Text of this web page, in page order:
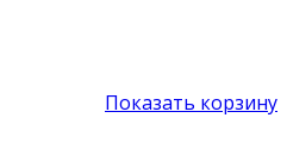
Показать корзину